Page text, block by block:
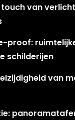
van
proof:
schilderijen
van